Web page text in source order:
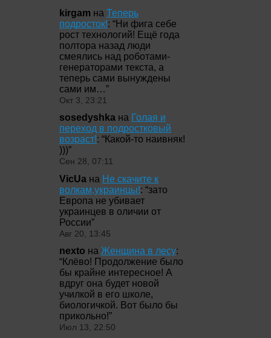
kirgam на Теперь
подросток!: “Ни фига себе
рост технологий! Ещё года
полтора назад люди
смеялись над роботами-
генераторами текста, а
теперь сами вынуждены
сами им…”
Окт 3, 23:21
sosedyshka на Голая и
переход в подростковый
возраст!: “Какой-то наивняк!
)))”
Сен 28, 07:11
VicUa на Не скачите к
волкам,украинцы!: “зато
Европа не убивает
украинцев в оличии от
России”
Авг 20, 13:45
nexto на Женщина в лесу:
“Клёво! Продолжение было
бы крайне интересное! А
вдруг она будет новой
училкой в его школе,
биологичкой. Вот было бы
прикольно!”
Июл 13, 22:50